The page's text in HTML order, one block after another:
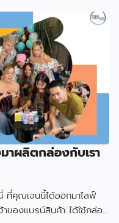
าผลิตกล่องกับเรา
ที่คุณเจนนี้ได้ออกมาไลฟ์
ของแบรน์สินค้า ได้ใช้กล่อง